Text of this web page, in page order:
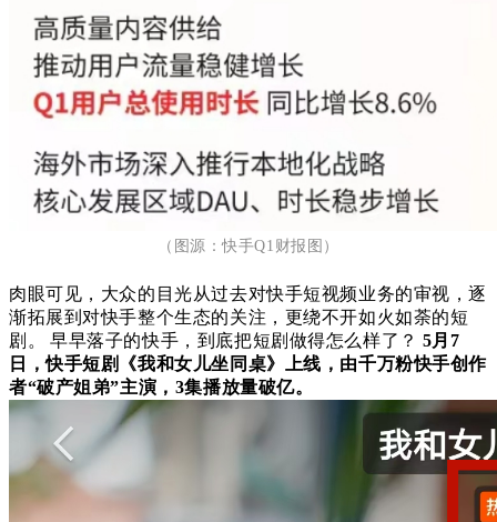
（图源：快手Q1财报图）
肉眼可见，大众的目光从过去对快手短视频业务的审视，逐
渐拓展到对快手整个生态的关注，更绕不开如火如荼的短
剧。
早早落子的快手，到底把短剧做得怎么样了？ 5月7
日，快手短剧《我和女儿坐同桌》上线，由千万粉快手创作
者“破产姐弟”主演，3集播放量破亿。